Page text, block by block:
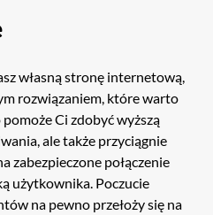
własną stronę internetową,
rozwiązaniem, które warto
Ci zdobyć wyższą
ale także przyciągnie
zabezpieczone połączenie
użytkownika. Poczucie
na pewno przełoży się na